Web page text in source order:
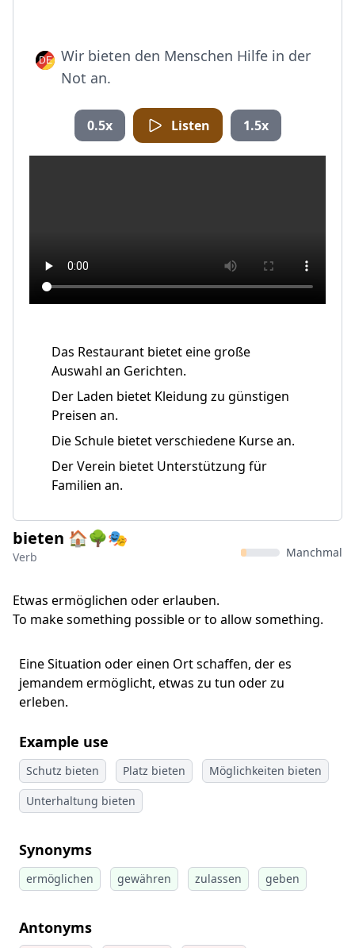
Wir bieten den Menschen Hilfe in der
Not an.
0.5x Listen 1.5x
Das Restaurant bietet eine große
Auswahl an Gerichten.
Der Laden bietet Kleidung zu günstigen
Preisen an.
Die Schule bietet verschiedene Kurse an.
Der Verein bietet Unterstützung für
Familien an.
bieten 🏠🌳🎭
Verb Manchmal
Etwas ermöglichen oder erlauben.
To make something possible or to allow something.
Eine Situation oder einen Ort schaffen, der es
jemandem ermöglicht, etwas zu tun oder zu
erleben.
Example use
Schutz bieten Platz bieten
Möglichkeiten bieten
Unterhaltung bieten
Synonyms
ermöglichen gewähren zulassen geben
Antonyms